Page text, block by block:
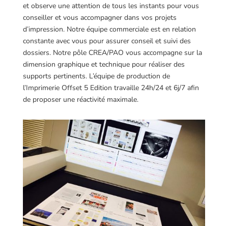
et observe une attention de tous les instants pour vous
conseiller et vous accompagner dans vos projets
d’impression. Notre équipe commerciale est en relation
constante avec vous pour assurer conseil et suivi des
dossiers. Notre pôle CREA/PAO vous accompagne sur la
dimension graphique et technique pour réaliser des
supports pertinents. L’équipe de production de
l’Imprimerie Offset 5 Edition travaille 24h/24 et 6j/7 afin
de proposer une réactivité maximale.